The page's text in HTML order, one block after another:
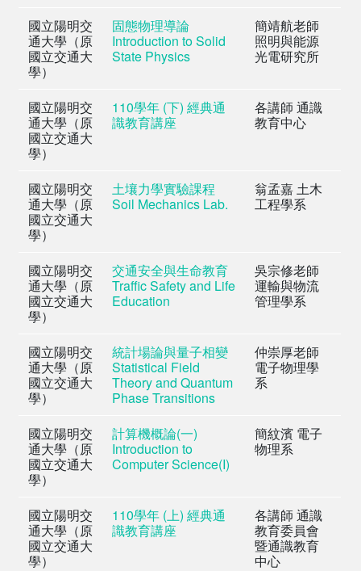
國立陽明交
通大學（原
國立交通大
學）
固態物理導論
Introduction to Solid
State Physics
簡靖航老師
照明與能源
光電研究所
國立陽明交
通大學（原
國立交通大
學）
110學年 (下) 經典通
識教育講座
各講師 通識
教育中心
國立陽明交
通大學（原
國立交通大
學）
土壤力學實驗課程
Soil Mechanics Lab.
翁孟嘉 土木
工程學系
國立陽明交
通大學（原
國立交通大
學）
交通安全與生命教育
Traffic Safety and Life
Education
吳宗修老師
運輸與物流
管理學系
國立陽明交
通大學（原
國立交通大
學）
統計場論與量子相變
Statistical Field
Theory and Quantum
Phase Transitions
仲崇厚老師
電子物理學
系
國立陽明交
通大學（原
國立交通大
學）
計算機概論(一)
Introduction to
Computer Science(I)
簡紋濱 電子
物理系
國立陽明交
通大學（原
國立交通大
學）
110學年 (上) 經典通
識教育講座
各講師 通識
教育委員會
暨通識教育
中心